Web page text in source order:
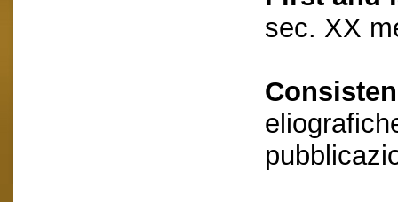
sec. XX